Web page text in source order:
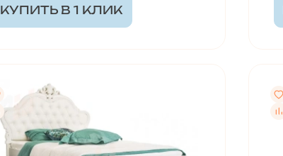
КУПИТЬ В 1 КЛИК